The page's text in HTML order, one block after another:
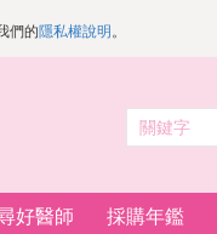
們的隱私權說明 。
好醫師 採購年鑑